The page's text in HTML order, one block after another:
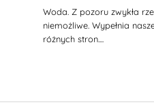
Woda. Z pozoru zwykła
niemożliwe. Wypełnia
różnych stron....